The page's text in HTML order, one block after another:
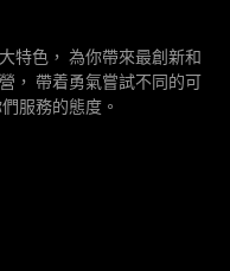
特色， 為你帶來最創新和
， 帶着勇氣嘗試不同的可
服務的態度。